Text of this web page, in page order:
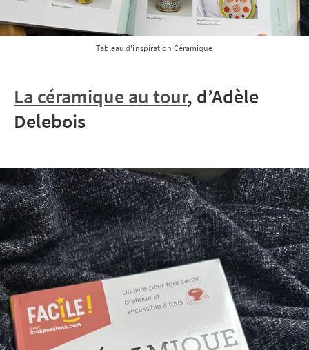
Tableau d'inspiration Céramique
La céramique au tour, d’Adèle
Delebois